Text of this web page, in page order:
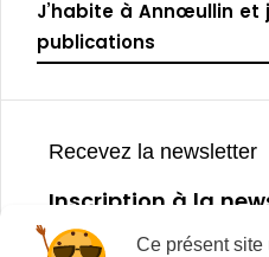
Ce présent
J’habite à Annœullin et
publications
Recevez la newsletter
Inscription à la